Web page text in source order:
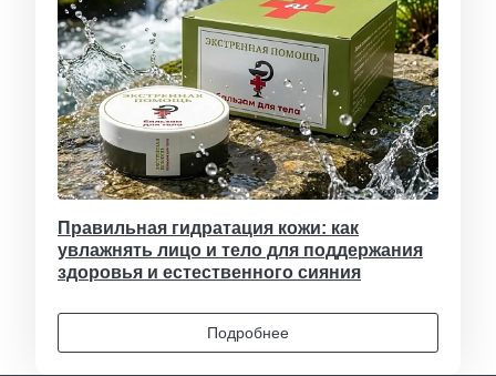
Правильная гидратация кожи: как
увлажнять лицо и тело для поддержания
здоровья и естественного сияния
Подробнее